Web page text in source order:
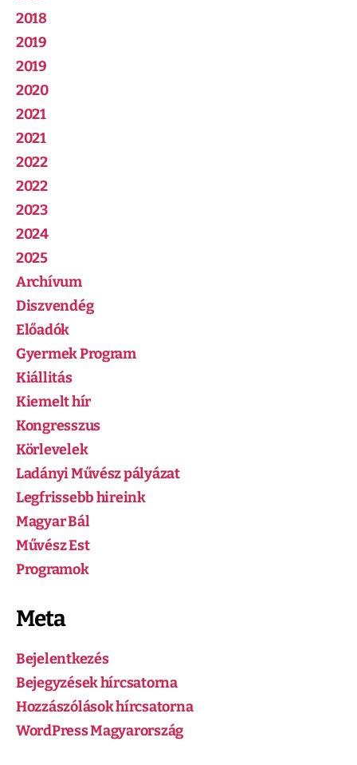
2018
2019
2019
2020
2021
2021
2022
2022
2023
2024
2025
Archívum
Diszvendég
Előadók
Gyermek Program
Kiállitás
Kiemelt hír
Kongresszus
Körlevelek
Ladányi Művész pályázat
Legfrissebb hireink
Magyar Bál
Művész Est
Programok
Meta
Bejelentkezés
Bejegyzések hírcsatorna
Hozzászólások hírcsatorna
WordPress Magyarország